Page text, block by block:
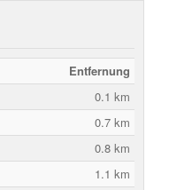
Entfernung
0.1 km
0.7 km
0.8 km
1.1 km